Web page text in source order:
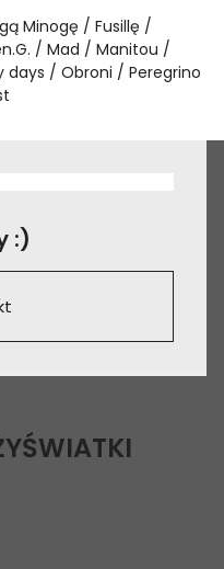
Minogę
Fusillę
Mad
Manitou
days Obroni
Peregrino
:)